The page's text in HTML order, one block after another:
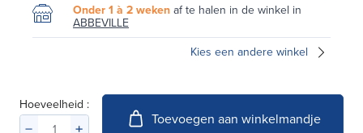
Onder 1 à 2 wekenaf te halen in de winkel in
ABBEVILLE
Kies een andere winkel
Hoeveelheid :
Toevoegen aan winkelmandje